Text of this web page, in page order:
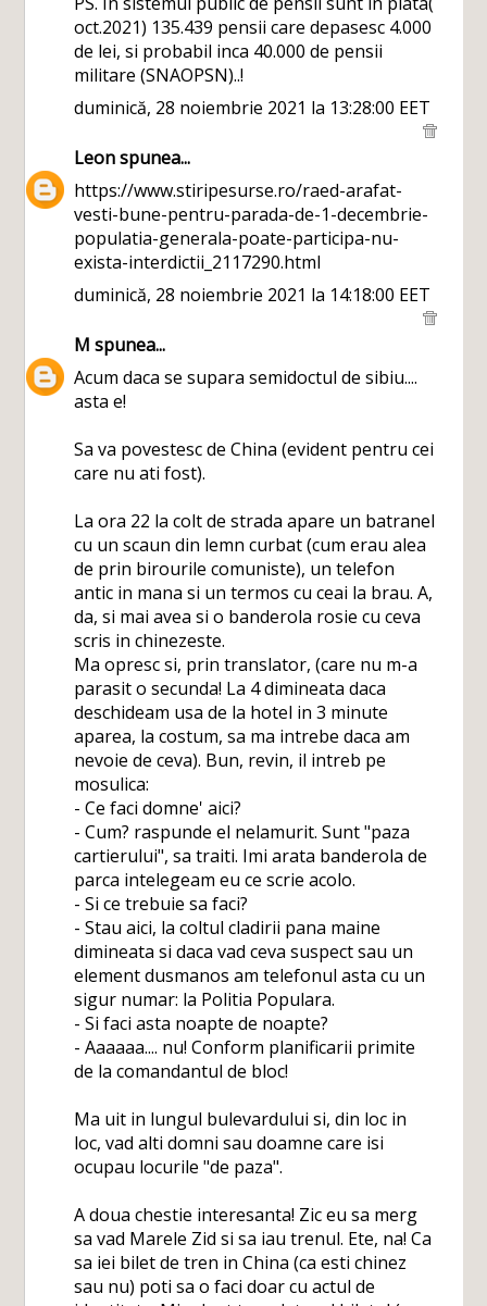
oct.2021) 135.439 pensii care depasesc 4.000
de lei, si probabil inca 40.000 de pensii
militare (SNAOPSN)..!
duminică, 28 noiembrie 2021 la 13:28:00 EET
Leonspunea...
https://www.stiripesurse.ro/raed-arafat-
vesti-bune-pentru-parada-de-1-decembrie-
populatia-generala-poate-participa-nu-
exista-interdictii_2117290.html
duminică, 28 noiembrie 2021 la 14:18:00 EET
M spunea...
Acum daca se supara semidoctul de sibiu....
asta e!
Sa va povestesc de China (evident pentru cei
care nu ati fost).
La ora 22 la colt de strada apare un batranel
cu un scaun din lemn curbat (cum erau alea
de prin birourile comuniste), un telefon
antic in mana si un termos cu ceai la brau. A,
da, si mai avea si o banderola rosie cu ceva
scris in chinezeste.
Ma opresc si, prin translator, (care nu m-a
parasit o secunda! La 4 dimineata daca
deschideam usa de la hotel in 3 minute
aparea, la costum, sa ma intrebe daca am
nevoie de ceva). Bun, revin, il intreb pe
mosulica:
- Ce faci domne' aici?
- Cum? raspunde el nelamurit. Sunt "paza
cartierului", sa traiti. Imi arata banderola de
parca intelegeam eu ce scrie acolo.
- Si ce trebuie sa faci?
- Stau aici, la coltul cladirii pana maine
dimineata si daca vad ceva suspect sau un
element dusmanos am telefonul asta cu un
sigur numar: la Politia Populara.
- Si faci asta noapte de noapte?
- Aaaaaa.... nu! Conform planificarii primite
de la comandantul de bloc!
Ma uit in lungul bulevardului si, din loc in
loc, vad alti domni sau doamne care isi
ocupau locurile "de paza".
A doua chestie interesanta! Zic eu sa merg
sa vad Marele Zid si sa iau trenul. Ete, na! Ca
sa iei bilet de tren in China (ca esti chinez
sau nu) poti sa o faci doar cu actul de